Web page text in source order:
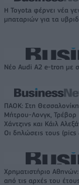
Η Toyota φέρνει νέα
μπαταριών για τα
Νέο Audi A2 e-tron με
ΠΑΟΚ: Στη
Μήτρου-Λονγκ, Τρέβορ
Χάντζινς και Κάιλ
Οι δηλώσεις τους
Χρηματιστήριο
από τις αρχές του